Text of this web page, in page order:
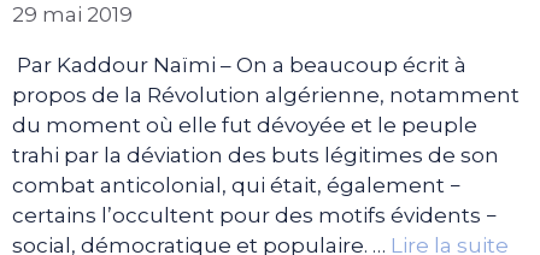
29 mai 2019
Par Kaddour Naïmi – On a beaucoup écrit à
propos de la Révolution algérienne, notamment
du moment où elle fut dévoyée et le peuple
trahi par la déviation des buts légitimes de son
combat anticolonial, qui était, également −
certains l’occultent pour des motifs évidents −
social, démocratique et populaire. … Lire la suite